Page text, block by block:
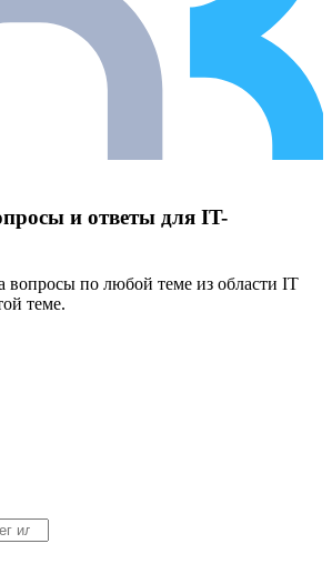
и ответы для IT-
вопросы по любой теме из области IT
теме.